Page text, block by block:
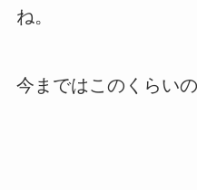
ね。
今まではこのくらい